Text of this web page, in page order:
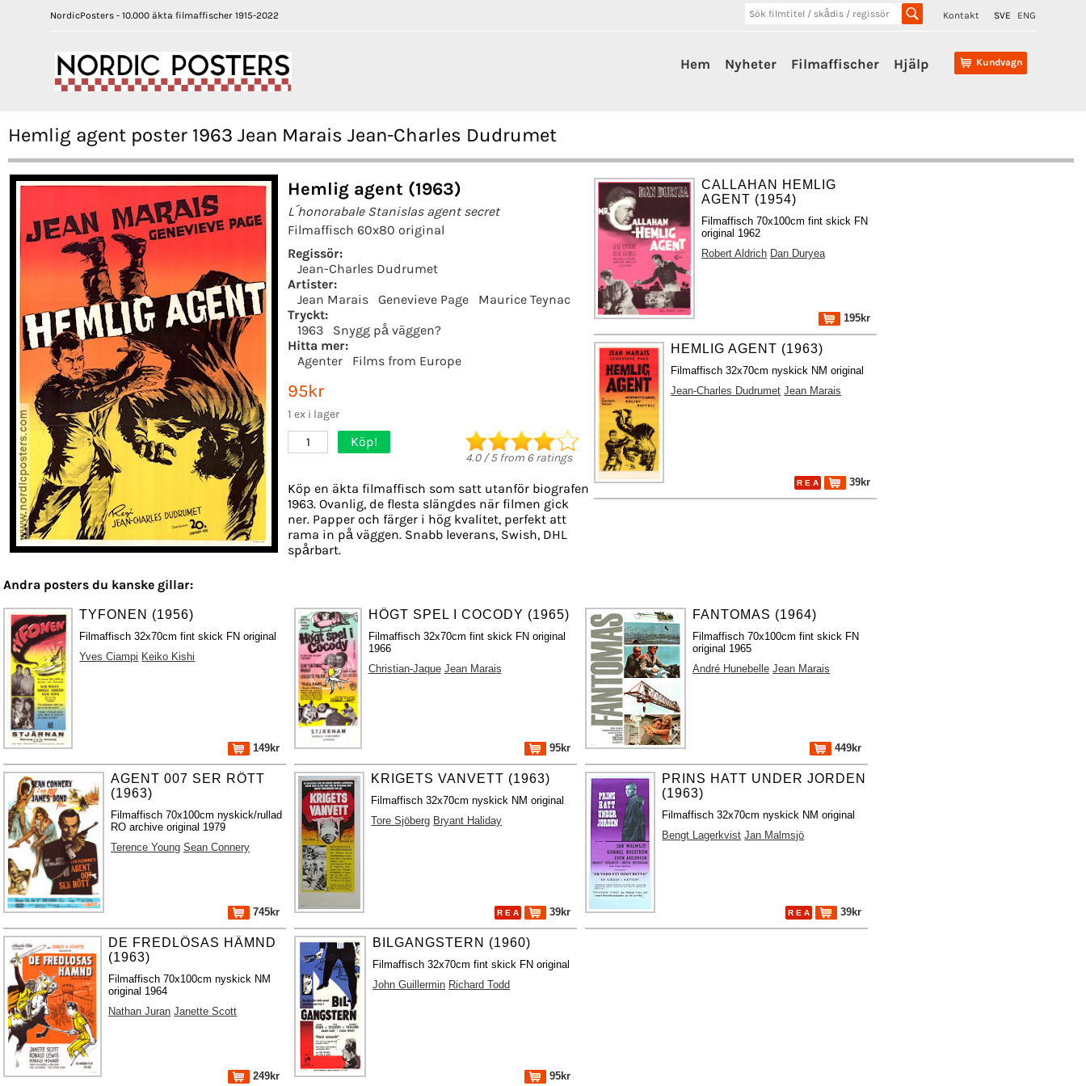
NordicPosters - 10.000 äkta filmaffischer 1915-2022 Kontakt SVE ENG
Kundvagn
Hem Nyheter Filmaffischer Hjälp
Hemlig agent poster 1963 Jean Marais Jean-Charles Dudrumet
Hemlig agent (1963)
L´honorabale Stanislas agent secret
Filmaffisch 60x80 original
Regissör:
Jean-Charles Dudrumet
Artister:
Jean Marais
Genevieve Page
Maurice Teynac
Tryckt:
1963
Snygg på väggen?
Hitta mer:
Agenter
Films from Europe
95kr
1 ex i lager
1 Köp!
4.0/5from 6ratings
Köp en äkta filmaffisch som satt utanför biografen
1963. Ovanlig, de flesta slängdes när filmen gick
ner. Papper och färger i hög kvalitet, perfekt att
rama in på väggen. Snabb leverans, Swish, DHL
spårbart.
CALLAHAN HEMLIG
AGENT (1954)
Filmaffisch 70x100cm fint skick FN
original 1962
Robert Aldrich Dan Duryea
195kr
HEMLIG AGENT (1963)
Filmaffisch 32x70cm nyskick NM original
Jean-Charles Dudrumet Jean Marais
R E A 39kr
Andra posters du kanske gillar:
TYFONEN (1956)
Filmaffisch 32x70cm fint skick FN original
Yves Ciampi Keiko Kishi
149kr
HÖGT SPEL I COCODY (1965)
Filmaffisch 32x70cm fint skick FN original
1966
Christian-Jaque Jean Marais
95kr
FANTOMAS (1964)
Filmaffisch 70x100cm fint skick FN
original 1965
André Hunebelle Jean Marais
449kr
AGENT 007 SER RÖTT
(1963)
Filmaffisch 70x100cm nyskick/rullad
RO archive original 1979
Terence Young Sean Connery
745kr
KRIGETS VANVETT (1963)
Filmaffisch 32x70cm nyskick NM original
Tore Sjöberg Bryant Haliday
R E A 39kr
PRINS HATT UNDER JORDEN
(1963)
Filmaffisch 32x70cm nyskick NM original
Bengt Lagerkvist Jan Malmsjö
R E A 39kr
DE FREDLÖSAS HÄMND
(1963)
Filmaffisch 70x100cm nyskick NM
original 1964
Nathan Juran Janette Scott
249kr
BILGANGSTERN (1960)
Filmaffisch 32x70cm fint skick FN original
John Guillermin Richard Todd
95kr